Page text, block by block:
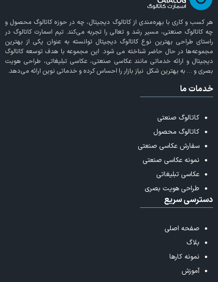
هر کسب و کاری با بهره‌مندی ازکاتالوگ دیجیتال، چه در حوزه کاتالوگ محصول و
چه کاتالوگ صنعتی، مسیر رشد و تعالی را تجربه می‌کند. تیم اسمارت کاتالوگ در
راستای طراحی بهترین نوع کاتالوگ دیجیتال توانسته به عنوان یکی از بهترین
مجموعه‌ها در حال حاضر شناخته می‌ شود. این مجموعه با هدف توسعه کاتالوگ
دیجیتال و ارائه خدماتی مانند عکاسی صنعتی، عکاسی تبلیغاتی، طراحی هویت
بصری و … به بهترین شکل نیاز بازار را احساس کرده و خدماتی نوین ارائه می‌دهد.
خدمات ما
کاتالوگ صنعتی
کاتالوگ محصول
سفارش عکاسی صنعتی
نمونه عکاسی صنعتی
عکاسی تبلیغاتی
طراحی هویت بصری
دسترسی سریع
صفحه اصلی
بلاگ
نمونه کارها
آموزش